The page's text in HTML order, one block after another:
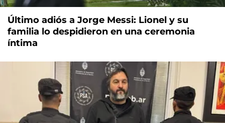
Último adiós a Jorge Messi: Lionel y su
familia lo despidieron en una ceremonia
íntima